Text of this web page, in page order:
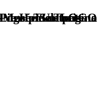
TU - LOGO
Santxotena
pie de página
Pie Home Turismo